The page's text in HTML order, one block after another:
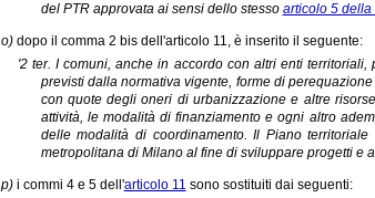
del PTR approvata ai sensi dello stesso articolo 5 della
o) dopo il comma 2 bis dell'articolo 11, è inserito il seguente:
'2 ter. I comuni, anche in accordo con altri enti
previsti dalla normativa vigente, forme di
con quote degli oneri di urbanizzazione e altre
attività, le modalità di finanziamento e ogni altro
delle modalità di coordinamento. Il Piano
metropolitana di Milano al fine di sviluppare progetti e
p) i commi 4 e 5 dell'articolo 11 sono sostituiti dai seguenti: